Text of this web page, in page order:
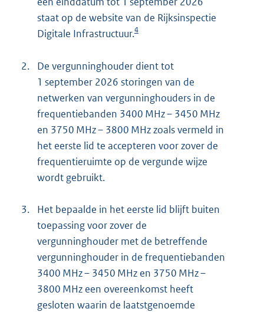
staat op de website van de Rijksinspectie
Digitale Infrastructuur.4
2.
De vergunninghouder dient tot
1 september 2026 storingen van de
netwerken van vergunninghouders in de
frequentiebanden 3400 MHz – 3450 MHz
en 3750 MHz – 3800 MHz zoals vermeld in
het eerste lid te accepteren voor zover de
frequentieruimte op de vergunde wijze
wordt gebruikt.
3.
Het bepaalde in het eerste lid blijft buiten
toepassing voor zover de
vergunninghouder met de betreffende
vergunninghouder in de frequentiebanden
3400 MHz – 3450 MHz en 3750 MHz –
3800 MHz een overeenkomst heeft
gesloten waarin de laatstgenoemde